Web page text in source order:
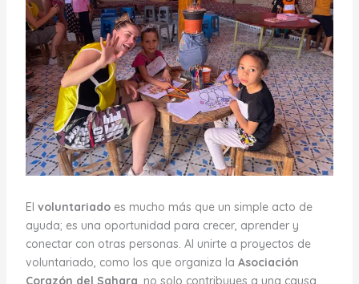
El voluntariadoes mucho más que un simple acto de
ayuda; es una oportunidad para crecer, aprender y
conectar con otras personas. Al unirte a proyectos de
voluntariado, como los que organiza la Asociación
Corazón del Sahara, no solo contribuyes a una causa